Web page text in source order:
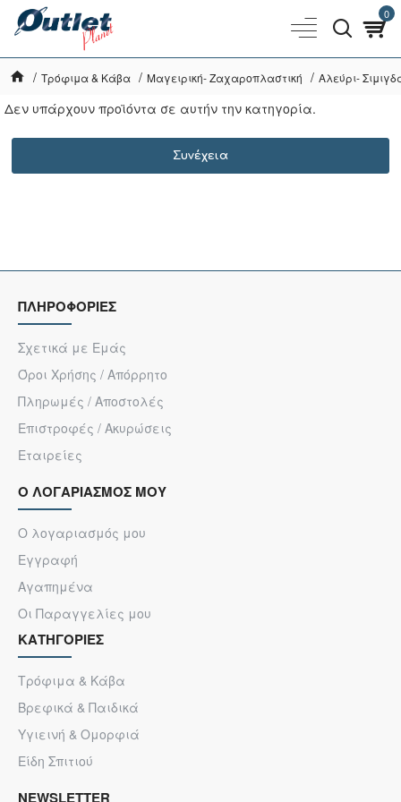
0
Τρόφιμα & Κάβα Μαγειρική- Ζαχαροπλαστική Αλεύρι-
Δεν υπάρχουν προϊόντα σε αυτήν την κατηγορία.
Συνέχεια
ΠΛΗΡΟΦΟΡΙΕΣ
Σχετικά με Εμάς
Όροι Χρήσης / Απόρρητο
Πληρωμές / Αποστολές
Επιστροφές / Ακυρώσεις
Εταιρείες
Ο ΛΟΓΑΡΙΑΣΜΟΣ ΜΟΥ
Ο λογαριασμός μου
Εγγραφή
Αγαπημένα
Οι Παραγγελίες μου
ΚΑΤΗΓΟΡΙΕΣ
Τρόφιμα & Κάβα
Βρεφικά & Παιδικά
Υγιεινή & Ομορφιά
Είδη Σπιτιού
NEWSLETTER